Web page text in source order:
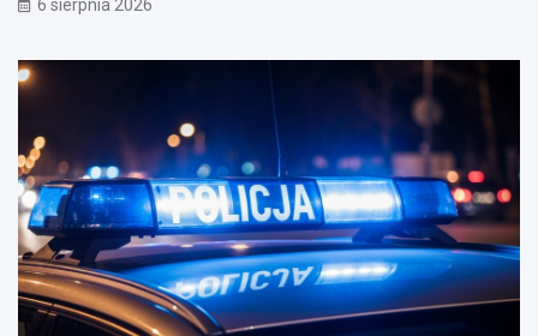
6 sierpnia 2026